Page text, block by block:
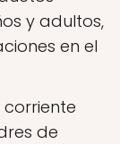
y adultos,
en el
de